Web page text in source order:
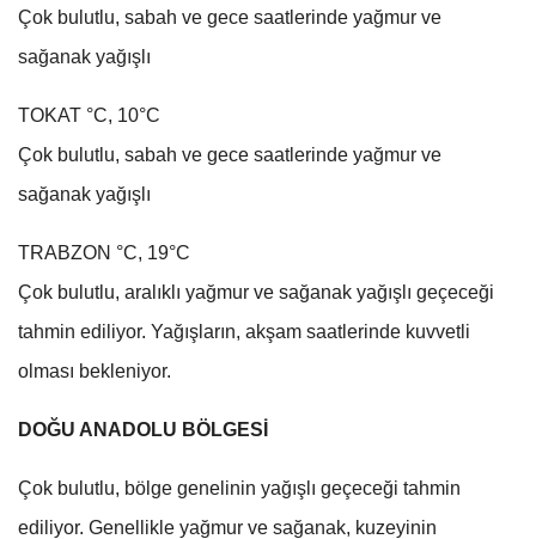
Çok bulutlu, sabah ve gece saatlerinde yağmur ve
sağanak yağışlı
TOKAT °C, 10°C
Çok bulutlu, sabah ve gece saatlerinde yağmur ve
sağanak yağışlı
TRABZON °C, 19°C
Çok bulutlu, aralıklı yağmur ve sağanak yağışlı geçeceği
tahmin ediliyor. Yağışların, akşam saatlerinde kuvvetli
olması bekleniyor.
DOĞU ANADOLU BÖLGESİ
Çok bulutlu, bölge genelinin yağışlı geçeceği tahmin
ediliyor. Genellikle yağmur ve sağanak, kuzeyinin